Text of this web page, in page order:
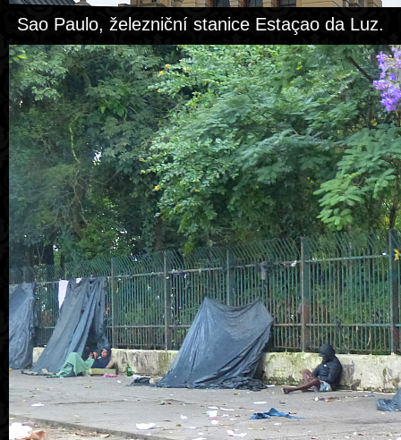
Sao Paulo, železniční stanice Estaçao da Luz.